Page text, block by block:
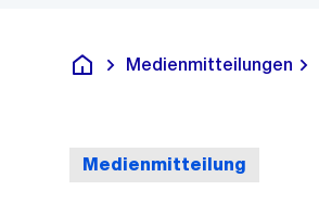
Deutsch
Medienmitteilungen
Medienmitteilung